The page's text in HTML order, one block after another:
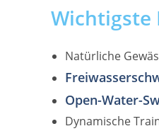
Wichtigste
Natürliche
Open-Water-
Dynamische